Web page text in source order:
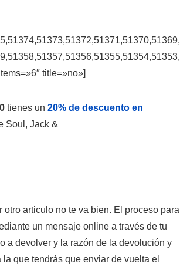
title=»no»]
tienes un 20% de descuento en
Soul, Jack &
articulo no te va bien. El proceso para
un mensaje online a través de tu
a devolver y la razón de la devolución y
que tendrás que enviar de vuelta el